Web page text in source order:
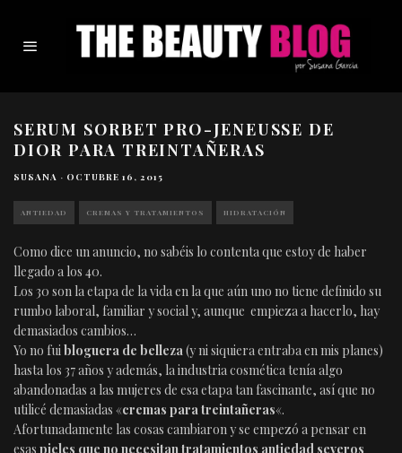
SERUM SORBET PRO-JENEUSSE DE
DIOR PARA TREINTAÑERAS
SUSANA · OCTUBRE 16, 2015
ANTIEDAD CREMAS Y TRATAMIENTOS HIDRATACIÓN
Como dice un anuncio, no sabéis lo contenta que estoy de haber
llegado a los 40.
Los 30 son la etapa de la vida en la que aún uno no tiene definido su
rumbo laboral, familiar y social y, aunque empieza a hacerlo, hay
demasiados cambios…
Yo no fuibloguera de belleza(y ni siquiera entraba en mis planes)
hasta los 37 años y además, la industria cosmética tenía algo
abandonadas a las mujeres de esa etapa tan fascinante, así que no
utilicé demasiadas «cremas para treintañeras«.
Afortunadamente las cosas cambiaron y se empezó a pensar en
esas pieles que no necesitan tratamientos antiedad severos